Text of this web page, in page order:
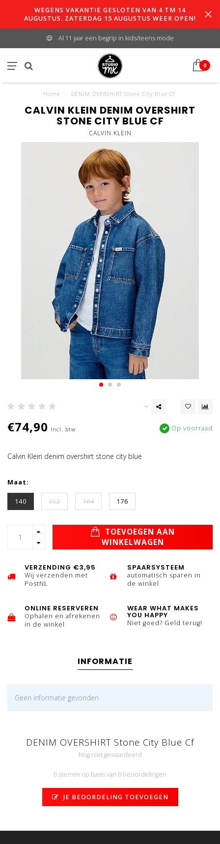
WEGENS VAKANTIE GESLOTEN VAN 4 TM 14
AUGUSTUS. ZATERDAG 15 AUGUSTUS WEER OPEN!
Al 11 jaar een begrip in kids/teens mode
0
Home DENIM OVERSHIRT Stone City Blue Cf
CALVIN KLEIN DENIM OVERSHIRT
STONE CITY BLUE CF
CALVIN KLEIN
€74,90 Incl. btw Op voorraad
Calvin Klein denim overshirt stone city blue
Maat:
140 152 164 176
TOEVOEGEN AAN
WINKELWAGEN
VERZENDING €3,95
Wij verzenden met
PostNL
SPAARSYSTEEM
automatisch sparen in
de winkel
ONLINE RESERVEREN
Ophalen en afrekenen
in de winkel
WEAR WHAT MAKES
YOU HAPPY
Niet goed? Geld terug!
INFORMATIE
Geen informatie gevonden
DENIM OVERSHIRT Stone City Blue Cf
Nog niet gewaardeerd
0 sterren op basis van 0 beoordelingen
JE BEOORDELING TOEVOEGEN